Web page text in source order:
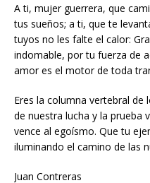
A ti, mujer guerrera, que
tus sueños; a ti, que te
tuyos no les falte el calor:
indomable, por tu fuerza de
amor es el motor de toda
Eres la columna vertebral
de nuestra lucha y la prueba
vence al egoísmo. Que tu
iluminando el camino de las
Juan Contreras